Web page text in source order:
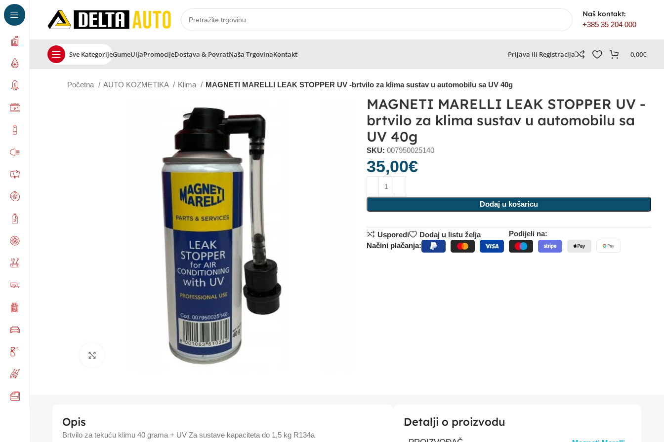
Naš kontakt:
+385 35 204 000
Sve KategorijeGumeUljaPromocijeDostava & PovratNaša TrgovinaKontakt Prijava Ili Registracija 0,00€
Početna AUTO KOZMETIKA Klima MAGNETI MARELLI LEAK STOPPER UV -brtvilo za klima sustav u automobilu sa UV 40g
MAGNETI MARELLI LEAK STOPPER UV -
brtvilo za klima sustav u automobilu sa
UV 40g
SKU:007950025140
35,00€
Dodaj u košaricu
Usporedi Dodaj u listu želja
Podijeli na:
Načini plačanja:
Opis
Brtvilo za tekuću klimu 40 grama + UV Za sustave kapaciteta do 1,5 kg R134a
Detalji o proizvodu